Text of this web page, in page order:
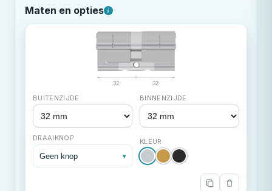
Maten en opties i
32 32
BUITENZIJDE BINNENZIJDE
DRAAIKNOP
Geen knop ▾
KLEUR